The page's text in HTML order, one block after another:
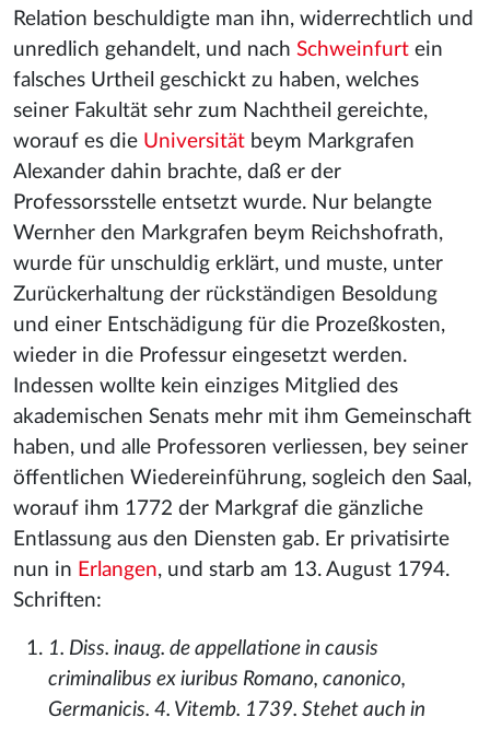
Relation beschuldigte man ihn, widerrechtlich und
unredlich gehandelt, und nach Schweinfurt ein
falsches Urtheil geschickt zu haben, welches
seiner Fakultät sehr zum Nachtheil gereichte,
worauf es die Universität beym Markgrafen
Alexander dahin brachte, daß er der
Professorsstelle entsetzt wurde. Nur belangte
Wernher den Markgrafen beym Reichshofrath,
wurde für unschuldig erklärt, und muste, unter
Zurückerhaltung der rückständigen Besoldung
und einer Entschädigung für die Prozeßkosten,
wieder in die Professur eingesetzt werden.
Indessen wollte kein einziges Mitglied des
akademischen Senats mehr mit ihm Gemeinschaft
haben, und alle Professoren verliessen, bey seiner
öffentlichen Wiedereinführung, sogleich den Saal,
worauf ihm 1772 der Markgraf die gänzliche
Entlassung aus den Diensten gab. Er privatisirte
nun in Erlangen, und starb am 13. August 1794.
Schriften:
1. Diss. inaug. de appellatione in causis
criminalibus ex iuribus Romano, canonico,
Germanicis. 4. Vitemb. 1739. Stehet auch in